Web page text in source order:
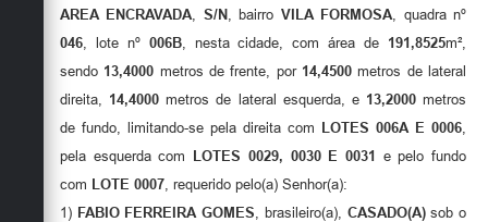
Sala M. do Empreendedor
Secretarias
AREA ENCRAVADA
S/N , bairro VILA FORMOSA , quadra nº
046 , lote nº 006B, nesta cidade, com área de 191,8525m²,
sendo 13,4000 metros de frente, por 14,4500 metros de lateral
direita, 14,4000 metros de lateral esquerda, e 13,2000metros
de fundo, limitando-se pela direita com
LOTES 006A E 0006
pela esquerda com
LOTES 0029, 0030 E 0031
e pelo fundo
com
LOTE 0007 , requerido pelo(a) Senhor(a):
1) FABIO FERREIRA GOMES , brasileiro(a), CASADO(A)sob o